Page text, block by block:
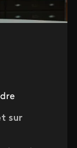
sur